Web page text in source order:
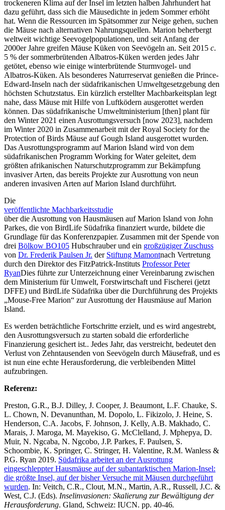
trockeneren Klima auf der Insel im letzten halben Jahrhundert hat
dazu geführt, dass sich die Mäusedichte in jedem Sommer erhöht
hat. Wenn die Ressourcen im Spätsommer zur Neige gehen, suchen
die Mäuse nach alternativen Nahrungsquellen. Marion beherbergt
weltweit wichtige Seevogelpopulationen, und seit Anfang der
2000er Jahre greifen Mäuse Küken von Seevögeln an. Seit 2015 c.
5 % der sommerbrütenden Albatros-Küken werden jedes Jahr
getötet, ebenso wie einige winterbrütende Sturmvogel- und
Albatros-Küken. Als besonderes Naturreservat genießen die Prince-
Edward-Inseln nach der südafrikanischen Umweltgesetzgebung den
höchsten Schutzstatus. Ein kürzlich erstellter Machbarkeitsplan legt
nahe, dass Mäuse mit Hilfe von Luftködern ausgerottet werden
können. Das südafrikanische Umweltministerium [then] plant für
den Winter 2021 einen Ausrottungsversuch [now 2023], nachdem
im Winter 2020 in Zusammenarbeit mit der Royal Society for the
Protection of Birds Mäuse auf Gough Island ausgerottet wurden.
Das Ausrottungsprogramm auf Marion Island wird von dem
südafrikanischen Programm Working for Water geleitet, dem
größten afrikanischen Naturschutzprogramm zur Bekämpfung
invasiver Arten, das bereits Projekte zur Ausrottung von neun
anderen invasiven Arten auf Marion Island durchführt.
Die
veröffentlichte Machbarkeitsstudie
über die Ausrottung von Hausmäusen auf Marion Island von John
Parkes, die von BirdLife Südafrika finanziert wurde, bildete die
Grundlage für das Konferenzpapier. Zusammen mit der Spende von
drei Bölkow BO105 Hubschrauber und ein großzügiger Zuschuss
von Dr. Frederik Paulsen Jr. der Stiftung Mamontnach Vertretung
durch den Direktor des FitzPatrick-Instituts Professor Peter
RyanDies führte zur Unterzeichnung einer Vereinbarung zwischen
dem Ministerium für Umwelt, Forstwirtschaft und Fischerei (jetzt
DFFE) und BirdLife Südafrika über die Durchführung des Projekts
„Mouse-Free Marion“ zur Ausrottung der Hausmäuse auf Marion
Island.
Es werden beträchtliche Fortschritte erzielt, und es wird angestrebt,
den Ausrottungsversuch zu starten sobald die erforderliche
Finanzierung gesichert ist.. Jedes Jahr, das verstreicht, bedeutet den
Verlust von Zehntausenden von Seevögeln durch Mäusefraß, und es
ist nun eine echte Herausforderung, die verbleibenden Mittel
aufzubringen.
Referenz:
Preston, G.R., B.J. Dilley, J. Cooper, J. Beaumont, L.F. Chauke, S.
L. Chown, N. Devanunthan, M. Dopolo, L. Fikizolo, J. Heine, S.
Henderson, C.A. Jacobs, F. Johnson, J. Kelly, A.B. Makhado, C.
Marais, J. Maroga, M. Mayekiso, G. McClelland, J. Mphepya, D.
Muir, N. Ngcaba, N. Ngcobo, J.P. Parkes, F. Paulsen, S.
Schoombie, K. Springer, C. Stringer, H. Valentine, R.M. Wanless &
P.G. Ryan 2019. Südafrika arbeitet an der Ausrottung
eingeschleppter Hausmäuse auf der subantarktischen Marion-Insel:
die größte Insel, auf der bisher Versuche mit Mäusen durchgeführt
wurden. In: Veitch, C.R., Clout, M.N., Martin, A.R., Russell, J.C. &
West, C.J. (Eds). Inselinvasionen: Skalierung zur Bewältigung der
Herausforderung. Gland, Schweiz: IUCN. pp. 40-46.